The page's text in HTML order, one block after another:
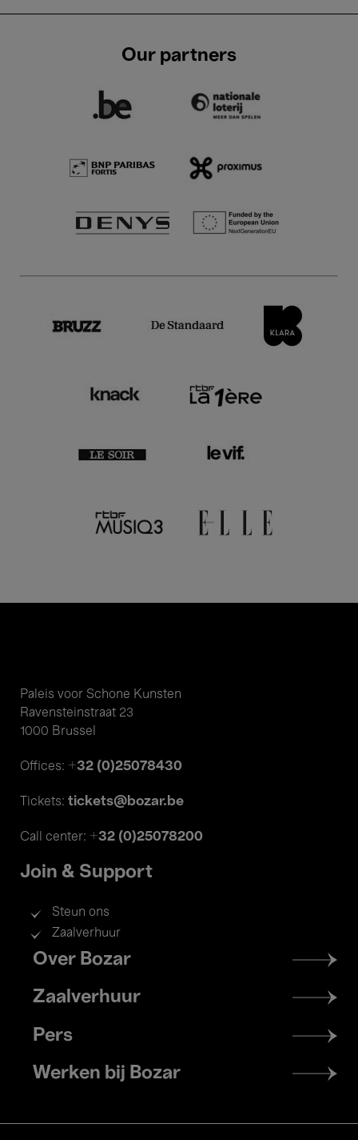
Our partners
Paleis voor Schone Kunsten
Ravensteinstraat 23
1000 Brussel
Offices: +32 (0)25078430
Tickets: tickets@bozar.be
Call center: +32 (0)25078200
Join & Support
Steun ons
Zaalverhuur
Footer
menu
Over Bozar
Zaalverhuur
Pers
Werken bij Bozar